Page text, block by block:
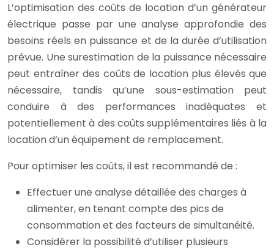
L’optimisation des coûts de location d’un générateur
électrique passe par une analyse approfondie des
besoins réels en puissance et de la durée d’utilisation
prévue. Une surestimation de la puissance nécessaire
peut entraîner des coûts de location plus élevés que
nécessaire, tandis qu’une sous-estimation peut
conduire à des performances inadéquates et
potentiellement à des coûts supplémentaires liés à la
location d’un équipement de remplacement.
Pour optimiser les coûts, il est recommandé de :
Effectuer une analyse détaillée des charges à
alimenter, en tenant compte des pics de
consommation et des facteurs de simultanéité.
Considérer la possibilité d’utiliser plusieurs